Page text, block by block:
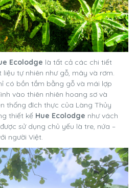
Ecolodge là tất cả các chi tiết
tự nhiên như gỗ, mây và rơm.
có bồn tắm bằng gỗ và mái lợp
vào thiên nhiên hoang sơ và
thống đích thực của Làng Thủy
thiết kế Hue Ecolodge như vách
sử dụng chủ yếu là tre, nứa –
người Việt.